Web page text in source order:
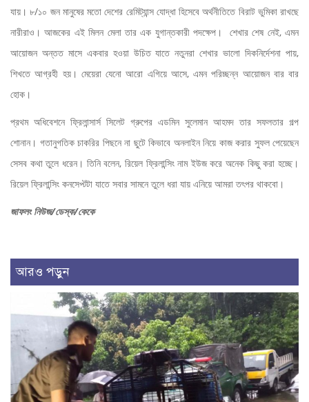
যায়। ৮/১০ জন মানুষের মতো দেশের রেমিট্যান্স যোদ্ধা হিসেবে অর্থনীতিতে বিরাট ভুমিকা রাখছে
নারীরাও। আজকের এই মিলন মেলা তার এক যুগান্তকারী পদক্ষেপ। শেখার শেষ নেই, এমন
আয়োজন অন্তত মাসে একবার হওয়া উচিত যাতে নতুনরা শেখার ভালো দিকনির্দেশনা পায়,
শিখতে আগ্রহী হয়। মেয়েরা যেনো আরো এগিয়ে আসে, এমন পরিচ্ছন্ন আয়োজন বার বার
হোক।
প্রথম অধিবেশনে ফ্রিলান্সার্স সিলেট গ্রুপের এডমিন সুলেমান আহমদ তার সফলতার গল্প
শোনান। গতানুগতিক চাকরির পিছনে না ছুটে কিভাবে অনলাইন নিয়ে কাজ করার সুফল পেয়েছেন
সেসব কথা তুলে ধরেন। তিনি বলেন, রিয়েল ফ্রিলান্সিং নাম ইউজ করে অনেক কিছু করা হচ্ছে।
রিয়েল ফ্রিলান্সিং কনসেপ্টটা যাতে সবার সামনে তুলে ধরা যায় এনিয়ে আমরা তৎপর থাকবো।
জাফলং নিউজ/ডেস্ক/কেকে
আরও পড়ুন